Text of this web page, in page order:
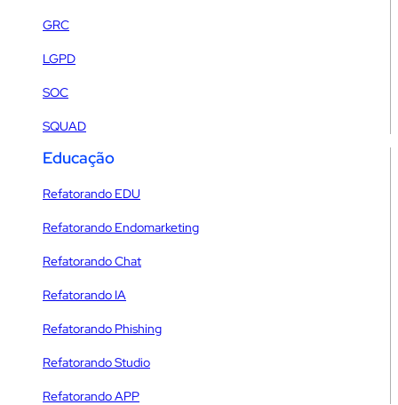
GRC
LGPD
SOC
SQUAD
Educação
Refatorando EDU
Refatorando Endomarketing
Refatorando Chat
Refatorando IA
Refatorando Phishing
Refatorando Studio
Refatorando APP